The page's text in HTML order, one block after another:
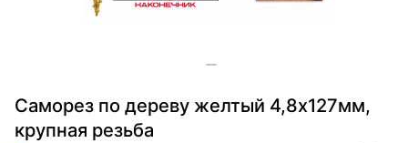
Саморез по дереву желтый 4,8х127мм,
крупная резьба